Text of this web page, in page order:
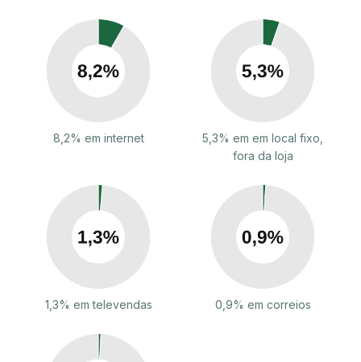
8,2% em internet
5,3% em em local fixo,
fora da loja
1,3% em televendas 0,9% em correios